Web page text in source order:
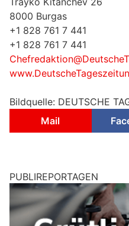
8000 Burgas
+1 828 761 7 441
+1 828 761 7 441
Bildquelle: DEUTSCHE
Mail
PUBLIREPORTAGEN